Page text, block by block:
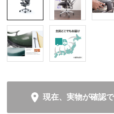
現在、実物が確認